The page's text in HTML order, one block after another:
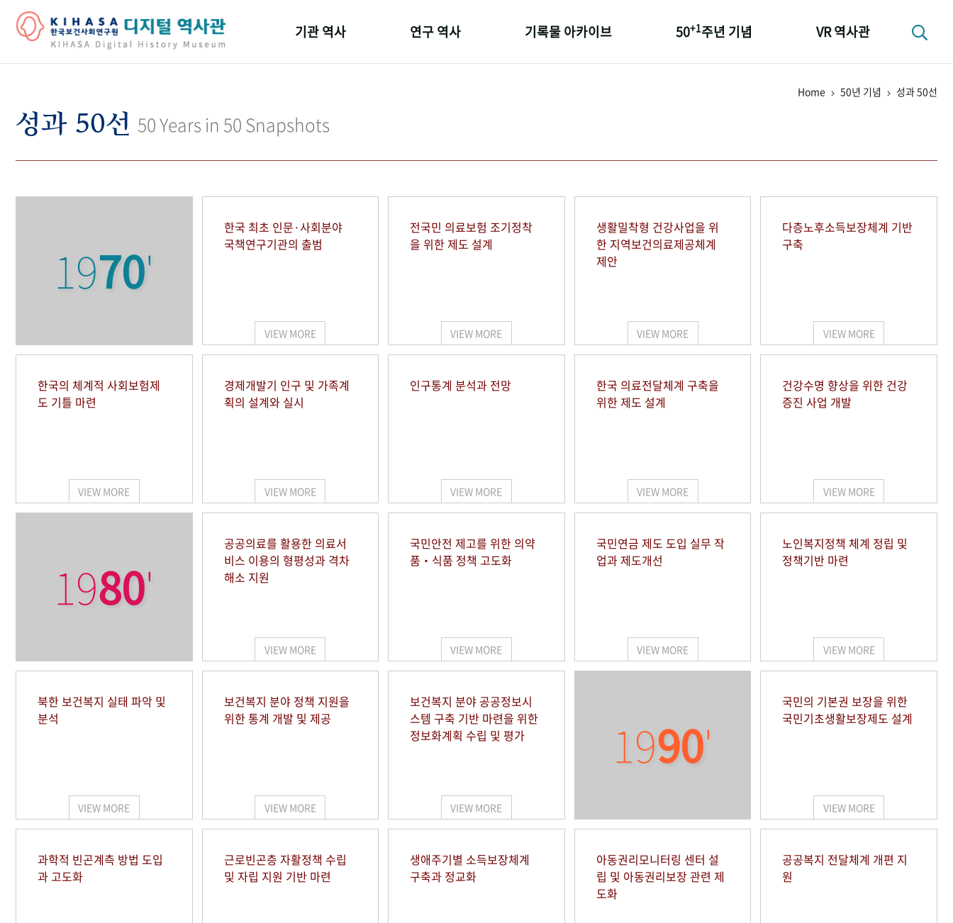
기관 역사
기관 변천사
연구 역사 기록물 아카이브 50+1주년 기념 VR 역사관
Home 50년 기념 성과 50선
성과 50선 50 Years in 50 Snapshots
1970'
한국 최초 인문·사회분야
국책연구기관의 출범
VIEW MORE
전국민 의료보험 조기정착
을 위한 제도 설계
VIEW MORE
생활밀착형 건강사업을 위
한 지역보건의료제공체계
제안
VIEW MORE
다층노후소득보장체계 기반
구축
VIEW MORE
한국의 체계적 사회보험제
도 기틀 마련
VIEW MORE
경제개발기 인구 및 가족계
획의 설계와 실시
VIEW MORE
인구통계 분석과 전망
VIEW MORE
한국 의료전달체계 구축을
위한 제도 설계
VIEW MORE
건강수명 향상을 위한 건강
증진 사업 개발
VIEW MORE
1980'
공공의료를 활용한 의료서
비스 이용의 형평성과 격차
해소 지원
VIEW MORE
국민안전 제고를 위한 의약
품‧식품 정책 고도화
VIEW MORE
국민연금 제도 도입 실무 작
업과 제도개선
VIEW MORE
노인복지정책 체계 정립 및
정책기반 마련
VIEW MORE
북한 보건복지 실태 파악 및
분석
VIEW MORE
보건복지 분야 정책 지원을
위한 통계 개발 및 제공
VIEW MORE
보건복지 분야 공공정보시
스템 구축 기반 마련을 위한
정보화계획 수립 및 평가
VIEW MORE
1990'
국민의 기본권 보장을 위한
국민기초생활보장제도 설계
VIEW MORE
과학적 빈곤계측 방법 도입
과 고도화
근로빈곤층 자활정책 수립
및 자립 지원 기반 마련
생애주기별 소득보장체계
구축과 정교화
아동권리모니터링 센터 설
립 및 아동권리보장 관련 제
도화
공공복지 전달체계 개편 지
원